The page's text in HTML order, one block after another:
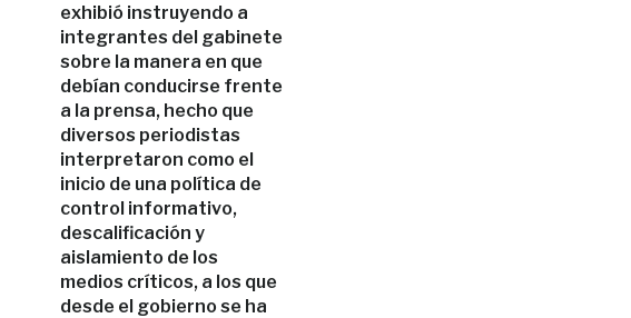
exhibió instruyendo a
integrantes del gabinete
sobre la manera en que
debían conducirse frente
a la prensa, hecho que
diversos periodistas
interpretaron como el
inicio de una política de
control informativo,
descalificación y
aislamiento de los
medios críticos, a los que
desde el gobierno se ha